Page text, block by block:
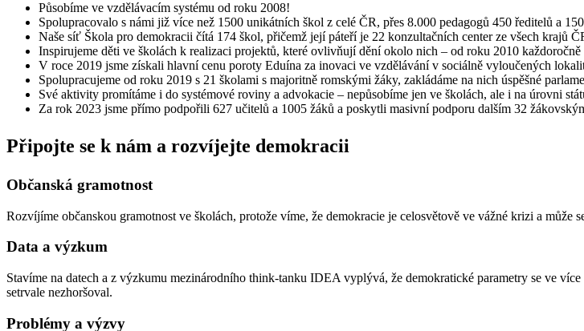
Působíme ve vzdělávacím systému od roku 2008!
Spolupracovalo s námi již více než 1500 unikátních škol z celé ČR, přes 8.000 pedagogů 450 ředitelů a
Naše síť Škola pro demokracii čítá 174 škol, přičemž její páteří je 22 konzultačních center ze všech krajů
Inspirujeme děti ve školách k realizaci projektů, které ovlivňují dění okolo nich – od roku 2010
V roce 2019 jsme získali hlavní cenu poroty Eduína za inovaci ve vzdělávání v sociálně vyloučených
Spolupracujeme od roku 2019 s 21 školami s majoritně romskými žáky, zakládáme na nich úspěšné
Své aktivity promítáme i do systémové roviny a advokacie – nepůsobíme jen ve školách, ale i na úrovni
Za rok 2023 jsme přímo podpořili 627 učitelů a 1005 žáků a poskytli masivní podporu dalším 32
Připojte se k nám a rozvíjejte demokracii
Občanská gramotnost
Rozvíjíme občanskou gramotnost ve školách, protože víme, že demokracie je celosvětově ve vážné krizi a může
Data a výzkum
Stavíme na datech a z výzkumu mezinárodního think-tanku IDEA vyplývá, že demokratické parametry se ve
setrvale nezhoršoval.
Problémy a výzvy